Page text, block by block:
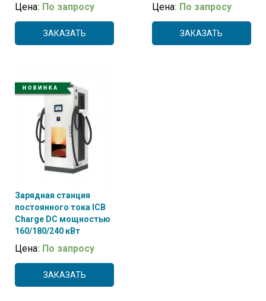
Цена: По запросу
ЗАКАЗАТЬ
Цена: По запросу
ЗАКАЗАТЬ
Зарядная станция
постоянного тока ICB
Charge DC мощностью
160/180/240 кВт
Цена: По запросу
ЗАКАЗАТЬ